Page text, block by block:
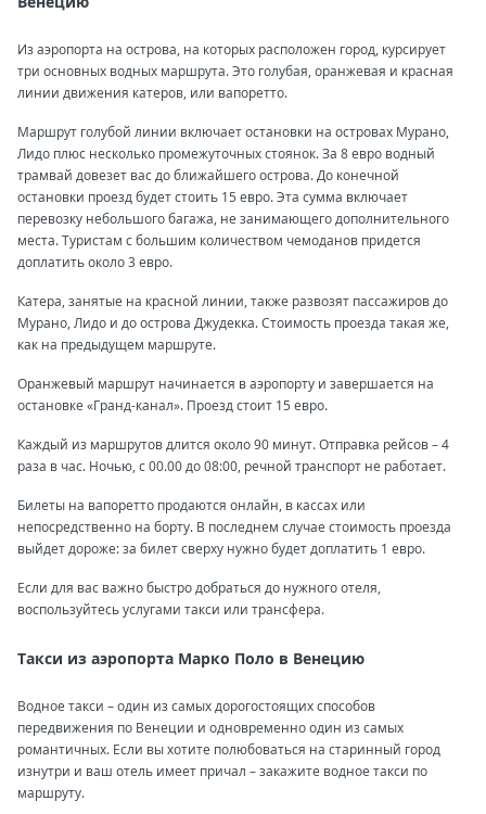
Из аэропорта на острова, на которых расположен город, курсирует
три основных водных маршрута. Это голубая, оранжевая и красная
линии движения катеров, или вапоретто.
Маршрут голубой линии включает остановки на островах Мурано,
Лидо плюс несколько промежуточных стоянок. За 8 евро водный
трамвай довезет вас до ближайшего острова. До конечной
остановки проезд будет стоить 15 евро. Эта сумма включает
перевозку небольшого багажа, не занимающего дополнительного
места. Туристам с большим количеством чемоданов придется
доплатить около 3 евро.
Катера, занятые на красной линии, также развозят пассажиров до
Мурано, Лидо и до острова Джудекка. Стоимость проезда такая же,
как на предыдущем маршруте.
Оранжевый маршрут начинается в аэропорту и завершается на
остановке «Гранд-канал». Проезд стоит 15 евро.
Каждый из маршрутов длится около 90 минут. Отправка рейсов – 4
раза в час. Ночью, с 00.00 до 08:00, речной транспорт не работает.
Билеты на вапоретто продаются онлайн, в кассах или
непосредственно на борту. В последнем случае стоимость проезда
выйдет дороже: за билет сверху нужно будет доплатить 1 евро.
Если для вас важно быстро добраться до нужного отеля,
воспользуйтесь услугами такси или трансфера.
Такси из аэропорта Марко Поло в Венецию
Водное такси – один из самых дорогостоящих способов
передвижения по Венеции и одновременно один из самых
романтичных. Если вы хотите полюбоваться на старинный город
изнутри и ваш отель имеет причал – закажите водное такси по
маршруту.